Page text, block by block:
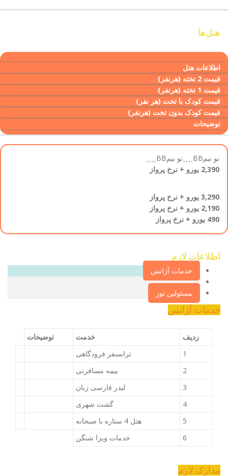
هتل‌ها
اطلاعات هتل
قیمت 2 تخته (هرنفر)
قیمت 1 تخته (هرنفر)
قیمت کودک با تخت (هر نفر)
قیمت کودک بدون تخت (هرنفر)
توضیحات
نو نیمBB نو نیمBB
2,390 یورو + نرخ پرواز
3,290 یورو + نرخ پرواز
2,190 یورو + نرخ پرواز
490 یورو + نرخ پرواز
اطلاعات لازم‌
خدمات آژانس
مسئولین تور
خدمات آژانس
ردیف خدمت
توضیحات
1
ترانسفر فرودگاهی
2
بیمه مسافرتی
3
لیدر فارسی زبان
4
گشت شهری
5
هتل 4 ستاره با صبحانه
6
خدمات ویزا شنگن
مدارک لازم